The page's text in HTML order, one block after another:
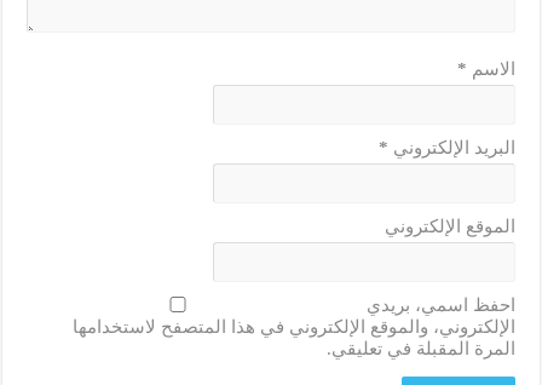
الاسم *
البريد الإلكتروني *
الموقع الإلكتروني
احفظ اسمي، بريدي
الإلكتروني، والموقع الإلكتروني في هذا المتصفح لاستخدامها
المرة المقبلة في تعليقي.